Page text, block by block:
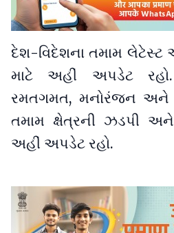
દેશ-વિદેશના તમામ લેટેસ્ટ
માટે અહીં અપડેટ રહો.
રમતગમત, મનોરંજન અને
તમામ ક્ષેત્રની ઝડપી અને
અહીં અપડેટ રહો.